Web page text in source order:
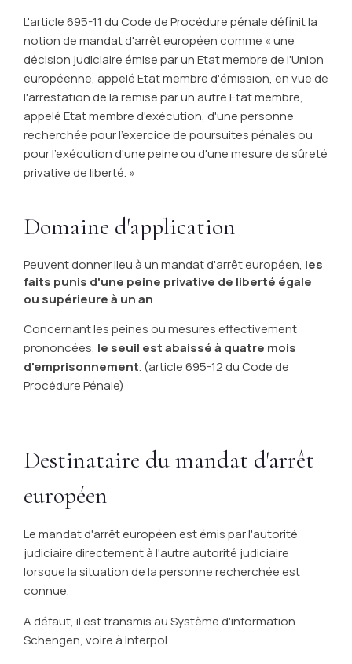
L'article 695-11 du Code de Procédure pénale définit la
notion de mandat d'arrêt européen comme « une
décision judiciaire émise par un Etat membre de l'Union
européenne, appelé Etat membre d'émission, en vue de
l'arrestation de la remise par un autre Etat membre,
appelé Etat membre d'exécution, d'une personne
recherchée pour l'exercice de poursuites pénales ou
pour l'exécution d'une peine ou d'une mesure de sûreté
privative de liberté. »
Domaine d'application
Peuvent donner lieu à un mandat d'arrêt européen, les
faits punis d'une peine privative de liberté égale
ou supérieure à un an.
Concernant les peines ou mesures effectivement
prononcées, le seuil est abaissé à quatre mois
d'emprisonnement. (article 695-12 du Code de
Procédure Pénale)
Destinataire du mandat d'arrêt
européen
Le mandat d'arrêt européen est émis par l'autorité
judiciaire directement à l'autre autorité judiciaire
lorsque la situation de la personne recherchée est
connue.
A défaut, il est transmis au Système d'information
Schengen, voire à Interpol.